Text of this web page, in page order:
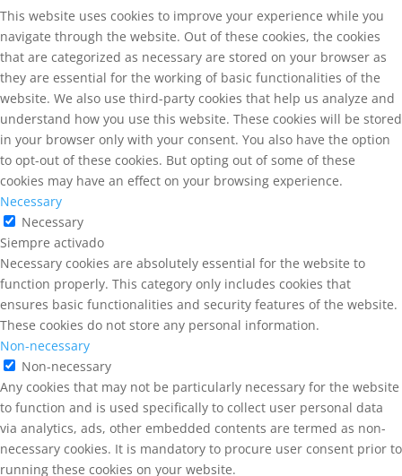
This website uses cookies to improve your experience while you
navigate through the website. Out of these cookies, the cookies
that are categorized as necessary are stored on your browser as
they are essential for the working of basic functionalities of the
website. We also use third-party cookies that help us analyze and
understand how you use this website. These cookies will be stored
in your browser only with your consent. You also have the option
to opt-out of these cookies. But opting out of some of these
cookies may have an effect on your browsing experience.
Necessary
Necessary
Siempre activado
Necessary cookies are absolutely essential for the website to
function properly. This category only includes cookies that
ensures basic functionalities and security features of the website.
These cookies do not store any personal information.
Non-necessary
Non-necessary
Any cookies that may not be particularly necessary for the website
to function and is used specifically to collect user personal data
via analytics, ads, other embedded contents are termed as non-
necessary cookies. It is mandatory to procure user consent prior to
running these cookies on your website.